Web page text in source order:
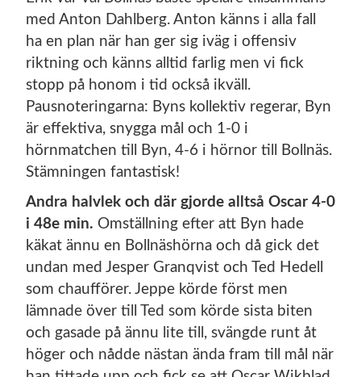
med Anton Dahlberg. Anton känns i alla fall
ha en plan när han ger sig iväg i offensiv
riktning och känns alltid farlig men vi fick
stopp på honom i tid också ikväll.
Pausnoteringarna: Byns kollektiv regerar, Byn
är effektiva, snygga mål och 1-0 i
hörnmatchen till Byn, 4-6 i hörnor till Bollnäs.
Stämningen fantastisk!
Andra halvlek och där gjorde alltså Oscar 4-0
i 48e min. Omställning efter att Byn hade
käkat ännu en Bollnäshörna och då gick det
undan med Jesper Granqvist och Ted Hedell
som chaufförer. Jeppe körde först men
lämnade över till Ted som körde sista biten
och gasade på ännu lite till, svängde runt åt
höger och nådde nästan ända fram till mål när